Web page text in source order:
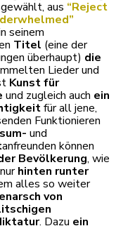
aus “Reject
seinem
Titel (eine der
überhaupt) die
Lieder und
Kunst für
und zugleich auch ein
für all jene,
Funktionieren
und
anfreunden können
Bevölkerung, wie
hinten runter
alles so weiter
von
. Dazu ein